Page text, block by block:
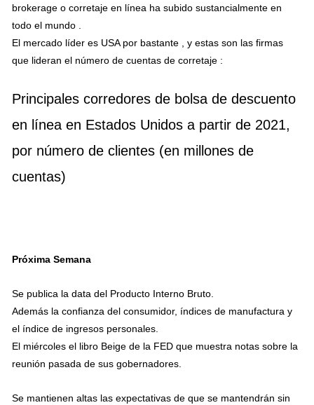
brokerage o corretaje en línea ha subido sustancialmente en
todo el mundo .
El mercado líder es USA por bastante , y estas son las firmas
que lideran el número de cuentas de corretaje :
Principales corredores de bolsa de descuento
en línea en Estados Unidos a partir de 2021,
por número de clientes (en millones de
cuentas)
Próxima Semana
Se publica la data del Producto Interno Bruto.
Además la confianza del consumidor, índices de manufactura y
el índice de ingresos personales.
El miércoles el libro Beige de la FED que muestra notas sobre la
reunión pasada de sus gobernadores.
Se mantienen altas las expectativas de que se mantendrán sin